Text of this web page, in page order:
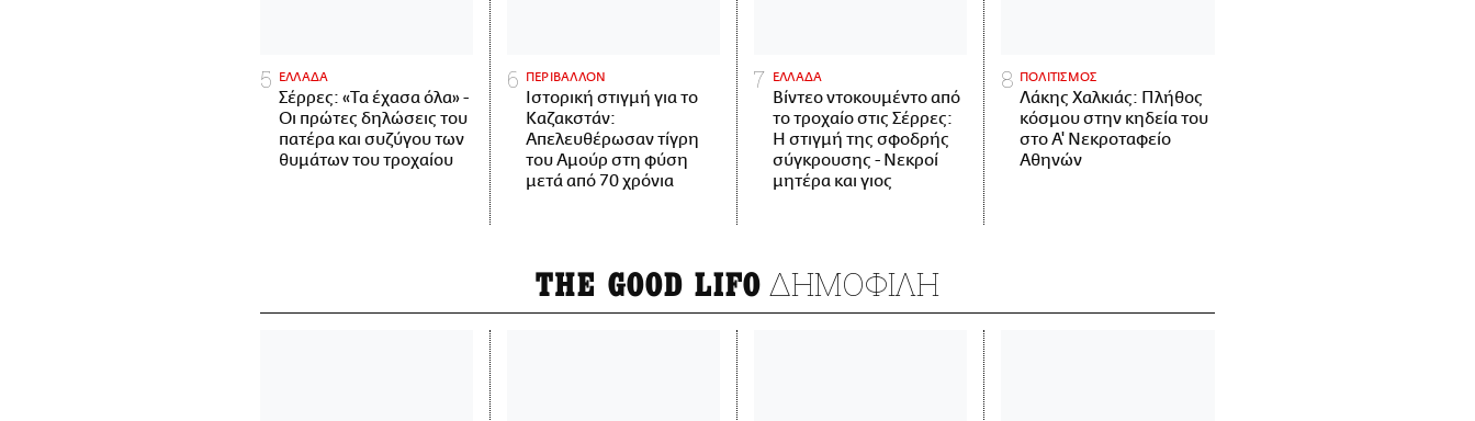
ΕΛΛΑΔΑ
Σέρρες: «Τα έχασα όλα» -
Οι πρώτες δηλώσεις του
πατέρα και συζύγου των
θυμάτων του τροχαίου
ΠΕΡΙΒΑΛΛΟΝ
Ιστορική στιγμή για το
Καζακστάν:
Απελευθέρωσαν τίγρη
του Αμούρ στη φύση
μετά από 70 χρόνια
ΕΛΛΑΔΑ
Βίντεο ντοκουμέντο από
το τροχαίο στις Σέρρες:
Η στιγμή της σφοδρής
σύγκρουσης - Νεκροί
μητέρα και γιος
ΠΟΛΙΤΙΣΜΟΣ
Λάκης Χαλκιάς: Πλήθος
κόσμου στην κηδεία του
στο Α' Νεκροταφείο
Αθηνών
THE GOOD LIFO ΔΗΜΟΦΙΛΗ